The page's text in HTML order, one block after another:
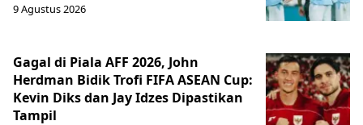
9 Agustus 2026
Gagal di Piala AFF 2026, John
Herdman Bidik Trofi FIFA ASEAN Cup:
Kevin Diks dan Jay Idzes Dipastikan
Tampil